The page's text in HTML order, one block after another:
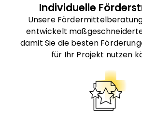
Individuelle
Unsere
entwickelt
damit Sie die besten
für Ihr Projekt nutzen